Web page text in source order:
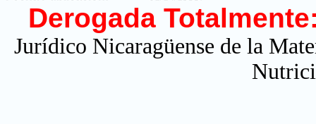
Derogada
Jurídico Nicaragüense de la